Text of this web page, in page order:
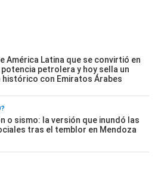
América Latina que se convirtió en
potencia petrolera y hoy sella un
histórico con Emiratos Árabes
o sismo: la versión que inundó las
tras el temblor en Mendoza